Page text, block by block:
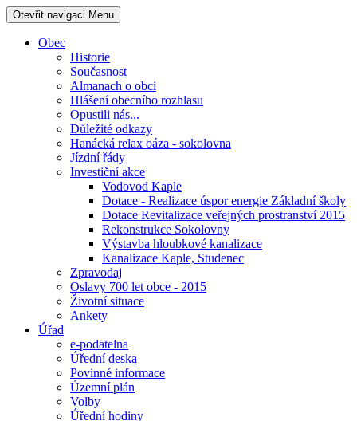
Otevřit navigaci Menu
Obec
Historie
Současnost
Almanach o obci
Hlášení obecního rozhlasu
Opustili nás...
Důležité odkazy
Hanácká relax oáza - sokolovna
Jízdní řády
Investiční akce
Vodovod Kaple
Dotace - Realizace úspor energie Základní školy
Dotace Revitalizace veřejných prostranství 2015
Rekonstrukce Sokolovny
Výstavba hloubkové kanalizace
Kanalizace Kaple, Studenec
Zpravodaj
Oslavy 700 let obce - 2015
Životní situace
Ankety
Úřad
e-podatelna
Úřední deska
Povinné informace
Územní plán
Volby
Úřední hodiny